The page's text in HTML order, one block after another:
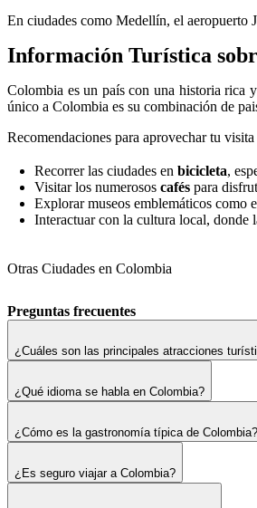
En ciudades como Medellín, el aeropuerto
Información Turística
Colombia es un país con una historia rica
único a Colombia es su combinación de
Recomendaciones para aprovechar tu
Recorrer las ciudades enbicicleta,
Visitar los numerososcafés para
Explorar museos emblemáticos
Interactuar con la cultura local, donde
Otras Ciudades en Colombia
Preguntas frecuentes
¿Cuáles son las principales atracciones
¿Qué idioma se habla en Colombia?
¿Cómo es la gastronomía típica de Colombia?
¿Es seguro viajar a Colombia?